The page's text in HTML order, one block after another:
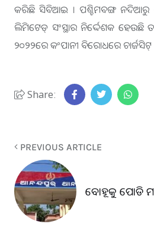
କରିଛି ସିବିଆଇ । ପଶ୍ଚିମବଙ୍ଗ ନଦିଆରୁ
ଲିମିଟେଡ୍ ସଂସ୍ଥାର ନିର୍ଦ୍ଦେଶକ ହେଉଛି
୨୦୨୨ରେ କଂପାନୀ ବିରୋଧରେ
Share:
PREVIOUS ARTICLE
ବୋହୂକୁ ପୋଡି